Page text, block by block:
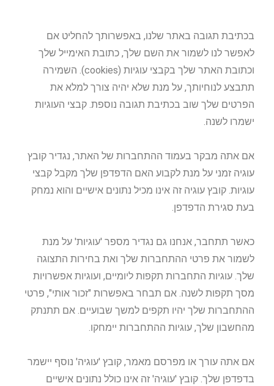
בכתיבת תגובה באתר שלנו, באפשרותך להחליט אם
לאפשר לנו לשמור את השם שלך, כתובת האימייל שלך
וכתובת האתר שלך בקבצי עוגיות (cookies). השמירה
תתבצע לנוחיותך, על מנת שלא יהיה צורך למלא את
הפרטים שלך שוב בכתיבת תגובה נוספת. קבצי העוגיות
ישמרו לשנה.
אם אתה מבקר בעמוד ההתחברות של האתר, נגדיר קובץ
עוגיה זמני על מנת לקבוע האם הדפדפן שלך מקבל קבצי
עוגיות. קובץ עוגיה זה אינו מכיל נתונים אישיים והוא נמחק
בעת סגירת הדפדפן.
כאשר תתחבר, אנחנו גם נגדיר מספר 'עוגיות' על מנת
לשמור את פרטי ההתחברות שלך ואת בחירות התצוגה
שלך. עוגיות התחברות תקפות ליומיים, ועוגיות אפשרויות
מסך תקפות לשנה. אם תבחר באפשרות "זכור אותי", פרטי
ההתחברות שלך יהיו תקפים למשך שבועיים. אם תתנתק
מהחשבון שלך, עוגיות ההתחברות יימחקו.
אם אתה עורך או מפרסם מאמר, קובץ 'עוגיה' נוסף יישמר
בדפדפן שלך. קובץ 'עוגיה' זה אינו כולל נתונים אישיים